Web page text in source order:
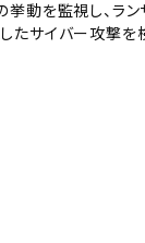
挙動を監視し、ラン
たサイバー攻撃を